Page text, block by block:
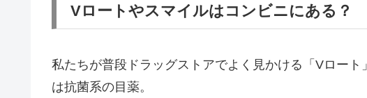
Vロートやスマイルはコンビニにある？
私たちが普段ドラッグストアでよく見かける「Vロー
は抗菌系の目薬。